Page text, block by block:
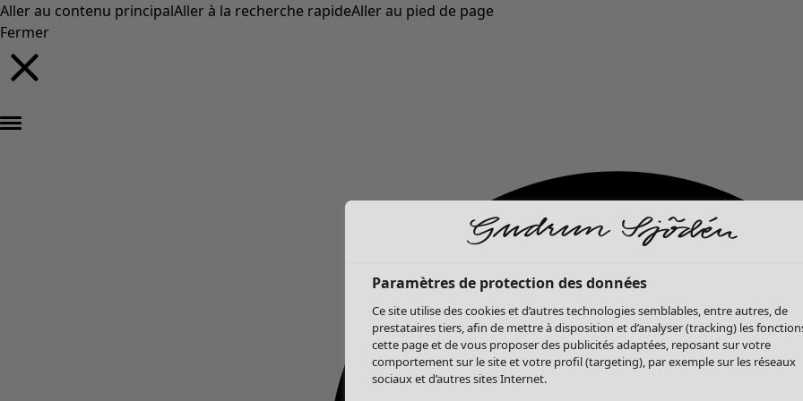
Aller au contenu principalAller à la recherche rapideAller au pied de page
Fermer
Paramètres de protection des données
Ce site utilise des cookies et d’autres technologies semblables, entre autres, de
prestataires tiers, afin de mettre à disposition et d’analyser (tracking) les
cette page et de vous proposer des publicités adaptées, reposant sur votre
comportement sur le site et votre profil (targeting), par exemple sur les réseaux
sociaux et d’autres sites Internet.